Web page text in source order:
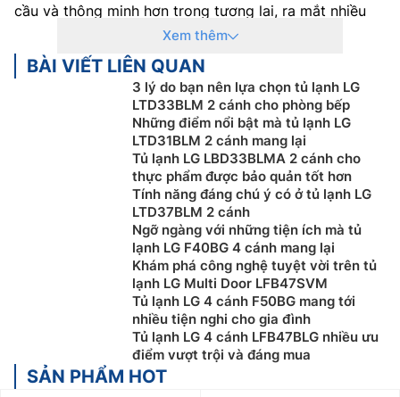
cầu và thông minh hơn trong tương lai, ra mắt nhiều
sản phẩm có công nghệ mới như tủ lạnh, tivi, máy giặt,
…
Tại Việt Nam, các mặt hàng của LG được sự ưa
chuộng của nhiều người tiêu dùng và từ tivi, tủ lạnh tới
điều hòa. Các sản phẩm của LG được sản xuất tại
Indonesia, Trung Quốc trong đó có mặt hàng tủ lạnh
với nhiều công nghệ hiện đại đạt chuẩn Hàn Quốc và
trở nên khá phổ biến tại thị trường Việt.
có sở hữu những đường nét được thiết kế
tinh tế, hiện đại cùng với các gam màu đen, xám, bạc
sang trọng sẽ phù hợp với mọi không gian nội thất và
giúp căn phòng của bạn trở nên có sức hút mạnh mẽ.
Đặc biệt ở một số sản phẩm còn có cửa phụ InstaView
Door in Door giúp bạn quan sát thực phẩm bên trong
khi chỉ cần gõ hai lần liên tục lên cửa. Giảm hơi lạnh
thất thoát đáng kể khi không phải mở cửa quá nhiều.
Xem thêm
BÀI VIẾT LIÊN QUAN
3 lý do bạn nên lựa chọn tủ lạnh LG
LTD33BLM 2 cánh cho phòng bếp
Những điểm nổi bật mà tủ lạnh LG
LTD31BLM 2 cánh mang lại
Tủ lạnh LG LBD33BLMA 2 cánh cho
thực phẩm được bảo quản tốt hơn
Tính năng đáng chú ý có ở tủ lạnh LG
LTD37BLM 2 cánh
Ngỡ ngàng với những tiện ích mà tủ
lạnh LG F40BG 4 cánh mang lại
Khám phá công nghệ tuyệt vời trên tủ
lạnh LG Multi Door LFB47SVM
Tủ lạnh LG 4 cánh F50BG mang tới
nhiều tiện nghi cho gia đình
Tủ lạnh LG 4 cánh LFB47BLG nhiều ưu
điểm vượt trội và đáng mua
SẢN PHẨM HOT